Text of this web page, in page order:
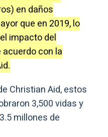
en daños
que en 2019, lo
impacto del
con la
Christian Aid, estos
3,500 vidas y
millones de